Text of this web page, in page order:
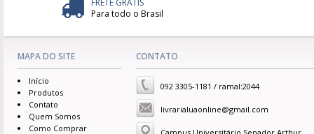
Para todo o Brasil
MAPA DO SITE
Início
Produtos
Contato
Quem Somos
Como Comprar
CONTATO
092 3305-1181 / ramal:2044
livrarialuaonline@gmail.com